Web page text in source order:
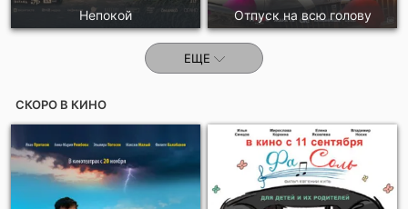
Непокой Отпуск на всю голову
ЕЩЕ
СКОРО В КИНО